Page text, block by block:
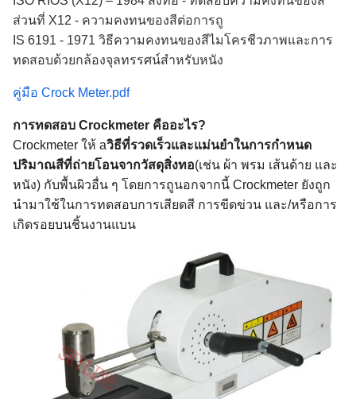
ส่วนที่ X12 - ความคงทนของสีต่อการถู
IS 6191 - 1971 วิธีความคงทนของสีไมโครชีวภาพและการ
ทดสอบด้วยกล้องจุลทรรศน์สำหรับหนัง
คู่มือ Crock Meter.pdf
การทดสอบ Crockmeter คืออะไร?
Crockmeter ให้ aวิธีที่รวดเร็วและแม่นยำในการกำหนด
ปริมาณสีที่ถ่ายโอนจากวัสดุสิ่งทอ(เช่น ผ้า พรม เส้นด้าย และ
หนัง) กับพื้นผิวอื่น ๆ โดยการถูนอกจากนี้ Crockmeter ยังถูก
นำมาใช้ในการทดสอบการเสียดสี การขีดข่วน และ/หรือการ
เกิดรอยบนชิ้นงานแบน